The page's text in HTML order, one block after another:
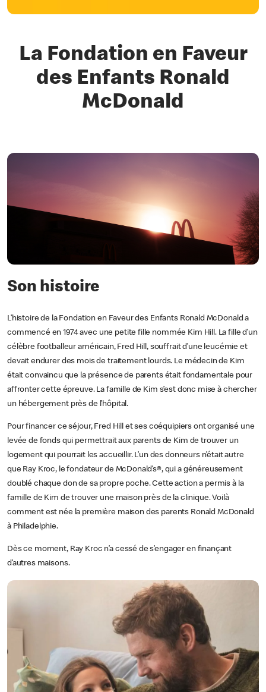
La Fondation en Faveur
des Enfants Ronald
McDonald
Son histoire
L’histoire de la Fondation en Faveur des Enfants Ronald McDonald a
commencé en 1974 avec une petite fille nommée Kim Hill. La fille d’un
célèbre footballeur américain, Fred Hill, souffrait d’une leucémie et
devait endurer des mois de traitement lourds. Le médecin de Kim
était convaincu que la présence de parents était fondamentale pour
affronter cette épreuve. La famille de Kim s’est donc mise à chercher
un hébergement près de l’hôpital.
Pour financer ce séjour, Fred Hill et ses coéquipiers ont organisé une
levée de fonds qui permettrait aux parents de Kim de trouver un
logement qui pourrait les accueillir. L’un des donneurs n’était autre
que Ray Kroc, le fondateur de McDonald’s®, qui a généreusement
doublé chaque don de sa propre poche. Cette action a permis à la
famille de Kim de trouver une maison près de la clinique. Voilà
comment est née la première maison des parents Ronald McDonald
à Philadelphie.
Dès ce moment, Ray Kroc n’a cessé de s’engager en finançant
d’autres maisons.